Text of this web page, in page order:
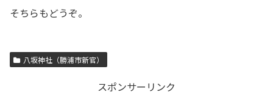
そちらもどうぞ。
八坂神社（勝浦市新官）
スポンサーリンク